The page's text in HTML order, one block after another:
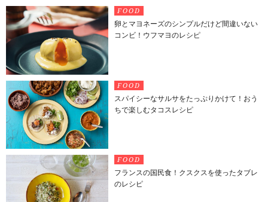
FOOD
卵とマヨネーズのシンプルだけど間違いない
コンビ！ウフマヨのレシピ
FOOD
スパイシーなサルサをたっぷりかけて！おう
ちで楽しむタコスレシピ
FOOD
フランスの国民食！クスクスを使ったタブレ
のレシピ